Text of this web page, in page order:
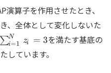
演算子を作用させたとき、
、全体として変化しないた
\sum_{i=1}^Nz_i
= 3
∑i=1
N zi = 3を満たす基底の
しています。